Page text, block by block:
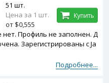
Профиль не заполнен. Д
Зарегистрированы с Ja
Подробнее...
51 шт.
Цена за 1 шт.
от $0,555
Купить